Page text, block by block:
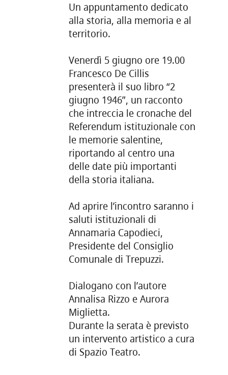
Un appuntamento dedicato
alla storia, alla memoria e al
territorio.
Venerdì 5 giugno ore 19.00
Francesco De Cillis
presenterà il suo libro “2
giugno 1946”, un racconto
che intreccia le cronache del
Referendum istituzionale con
le memorie salentine,
riportando al centro una
delle date più importanti
della storia italiana.
Ad aprire l’incontro saranno i
saluti istituzionali di
Annamaria Capodieci,
Presidente del Consiglio
Comunale di Trepuzzi.
Dialogano con l’autore
Annalisa Rizzo e Aurora
Miglietta.
Durante la serata è previsto
un intervento artistico a cura
di Spazio Teatro.